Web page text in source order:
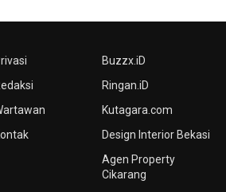
Buzzx.iD
Ringan.iD
Kutagara.com
Design Interior Bekasi
Agen Property
Cikarang